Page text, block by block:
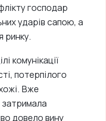
господар
ударів сапою, а
ринку.
комунікації
потерпілого
Вже
затримала
довело вину